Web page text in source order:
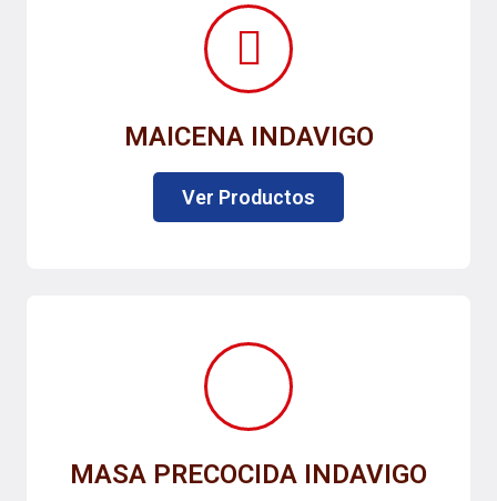
MAICENA INDAVIGO
Ver Productos
MASA PRECOCIDA INDAVIGO